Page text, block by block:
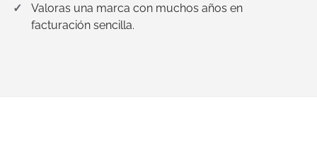
Valoras una marca con muchos años en
facturación sencilla.